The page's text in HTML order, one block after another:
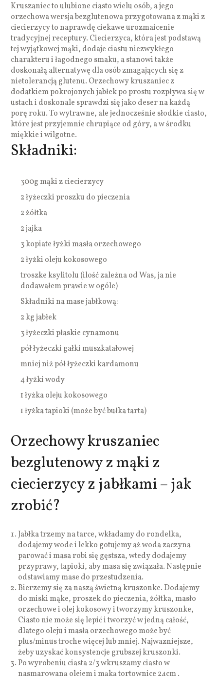
Kruszaniec to ulubione ciasto wielu osób, a jego
orzechowa wersja bezglutenowa przygotowana z mąki z
ciecierzycy to naprawdę ciekawe urozmaicenie
tradycyjnej receptury. Ciecierzyca, która jest podstawą
tej wyjątkowej mąki, dodaje ciastu niezwykłego
charakteru i łagodnego smaku, a stanowi także
doskonałą alternatywę dla osób zmagających się z
nietolerancją glutenu. Orzechowy kruszaniec z
dodatkiem pokrojonych jabłek po prostu rozpływa się w
ustach i doskonale sprawdzi się jako deser na każdą
porę roku. To wytrawne, ale jednocześnie słodkie ciasto,
które jest przyjemnie chrupiące od góry, a w środku
miękkie i wilgotne.
Składniki:
300g mąki z ciecierzycy
2 łyżeczki proszku do pieczenia
2 żółtka
2 jajka
3 kopiate łyżki masła orzechowego
2 łyżki oleju kokosowego
troszke ksylitolu (ilość zależna od Was, ja nie
dodawałem prawie w ogóle)
Składniki na mase jabłkową:
2 kg jabłek
3 łyżeczki płaskie cynamonu
pół łyżeczki gałki muszkatałowej
mniej niż pół łyżeczki kardamonu
4 łyżki wody
1 łyżka oleju kokosowego
1 łyżka tapioki (może być bułka tarta)
Orzechowy kruszaniec
bezglutenowy z mąki z
ciecierzycy z jabłkami – jak
zrobić?
Jabłka trzemy na tarce, wkładamy do rondelka,
dodajemy wode i lekko gotujemy aż woda zaczyna
parować i masa robi się gęstsza, wtedy dodajemy
przyprawy, tapioki, aby masa się związała. Następnie
odstawiamy mase do przestudzenia.
Bierzemy się za naszą świetną kruszonke. Dodajemy
do miski mąke, proszek do pieczenia, żółtka, masło
orzechowe i olej kokosowy i tworzymy kruszonke,
Ciasto nie może się lepić i tworzyć w jedną całość,
dlatego oleju i masła orzechowego może być
plus/minus troche więcej lub mniej. Najwazniejsze,
żeby uzyskać konsystencje grubszej kruszonki.
Po wyrobeniu ciasta 2/3 wkruszamy ciasto w